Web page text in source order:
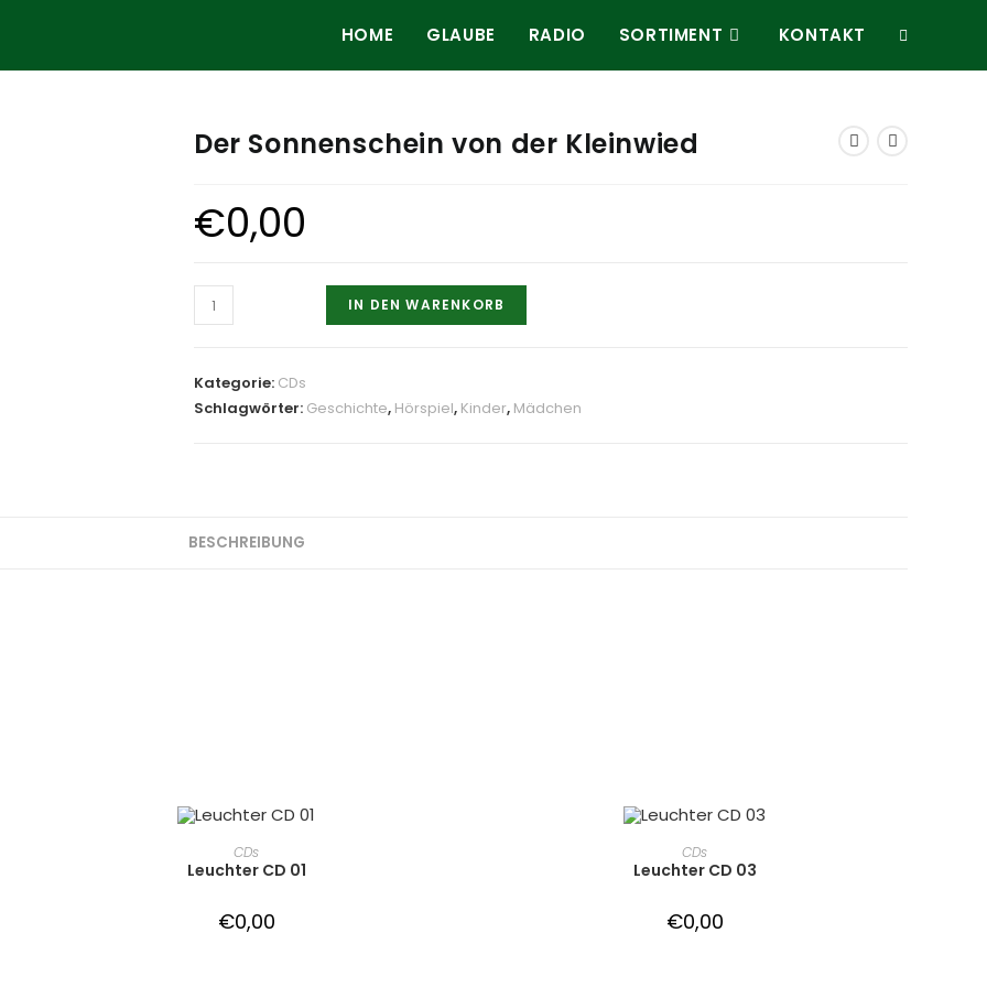
HOME GLAUBE RADIO SORTIMENT KONTAKT
Der Sonnenschein von der Kleinwied
€0,00
Der
Sonnenschein
der
Kleinwied
IN DEN WARENKORB
Kategorie: CDs
Schlagwörter: Geschichte, Hörspiel, Kinder, Mädchen
BESCHREIBUNG
IN DEN WARENKORB
CDs
Leuchter CD 01
€0,00
IN DEN WARENKORB
CDs
Leuchter CD 03
€0,00